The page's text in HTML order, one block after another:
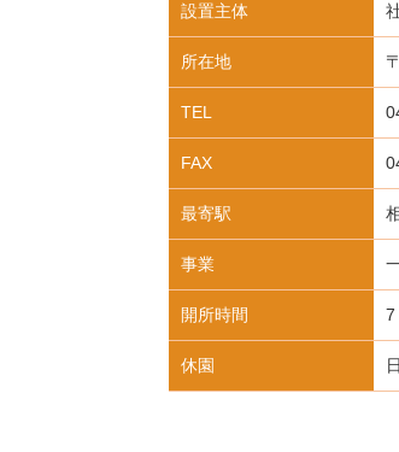
設置主体
所在地
TEL
FAX
最寄駅
事業
開所時間 7
休園